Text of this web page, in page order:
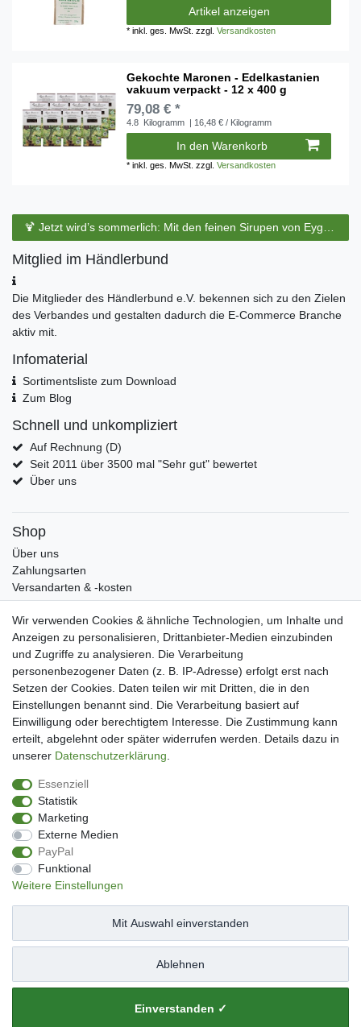
Artikel anzeigen
*inkl. ges. MwSt. zzgl.Versandkosten
Gekochte Maronen - Edelkastanien
vakuum verpackt - 12 x 400 g
79,08 € *
4.8 Kilogramm | 16,48 € / Kilogramm
In den Warenkorb
*inkl. ges. MwSt. zzgl.Versandkosten
Mitglied im Händlerbund
Die Mitglieder des Händlerbund e.V. bekennen sich zu den Zielen
des Verbandes und gestalten dadurch die E-Commerce Branche
aktiv mit.
Infomaterial
Sortimentsliste zum Download
Zum Blog
Schnell und unkompliziert
Auf Rechnung (D)
Seit 2011 über 3500 mal "Sehr gut" bewertet
Über uns
Shop
Über uns
Zahlungsarten
Versandarten & -kosten
Widerrufsrecht
Warenkorb
Zur Kasse
Mein Konto
Kundenkonto eröffnen
Im Kundenkonto anmelden
Wunschliste
Service
Datenschutzerklärung
AGB
Impressum
Facebook
Newsletter An & Abmeldung
Impressum Daten­schutz­erklärung
Wir verwenden Cookies & ähnliche Technologien, um Inhalte und
Anzeigen zu personalisieren, Drittanbieter-Medien einzubinden
und Zugriffe zu analysieren. Die Verarbeitung
personenbezogener Daten (z. B. IP-Adresse) erfolgt erst nach
Setzen der Cookies. Daten teilen wir mit Dritten, die in den
Einstellungen benannt sind. Die Verarbeitung basiert auf
Einwilligung oder berechtigtem Interesse. Die Zustimmung kann
erteilt, abgelehnt oder später widerrufen werden. Details dazu in
unserer Daten­schutz­erklärung
Essenziell
Statistik
Marketing
Externe Medien
PayPal
Funktional
Weitere Einstellungen
Einverstanden ✓
Ablehnen
Mit Auswahl einverstanden